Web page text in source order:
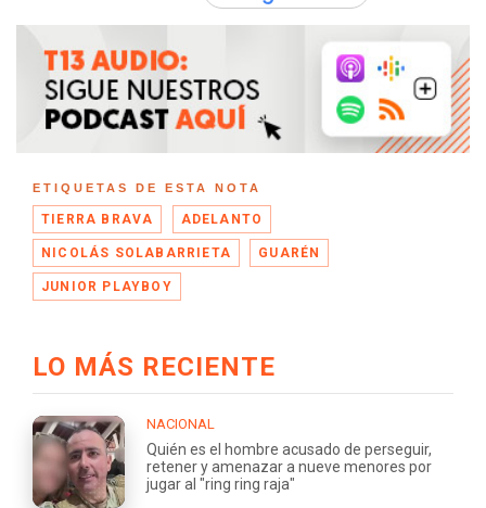
ETIQUETAS DE ESTA NOTA
TIERRA BRAVA ADELANTO
NICOLÁS SOLABARRIETA GUARÉN
JUNIOR PLAYBOY
LO MÁS RECIENTE
NACIONAL
Quién es el hombre acusado de perseguir,
retener y amenazar a nueve menores por
jugar al "ring ring raja"